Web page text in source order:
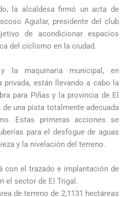
la alcaldesa firmó un acta de
Aguilar, presidente del club
de acondicionar espacios
del ciclismo en la ciudad.
la maquinaria municipal, en
están llevando a cabo la
para Piñas y la provincia de El
una pista totalmente adecuada
Estas primeras acciones se
para el desfogue de aguas
y la nivelación del terreno.
con el trazado e implantación de
el sector de El Trigal.
de terreno de 2,1131 hectáreas